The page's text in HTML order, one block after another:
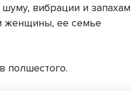
вибрации и запахам
женщины, ее семье
полшестого.